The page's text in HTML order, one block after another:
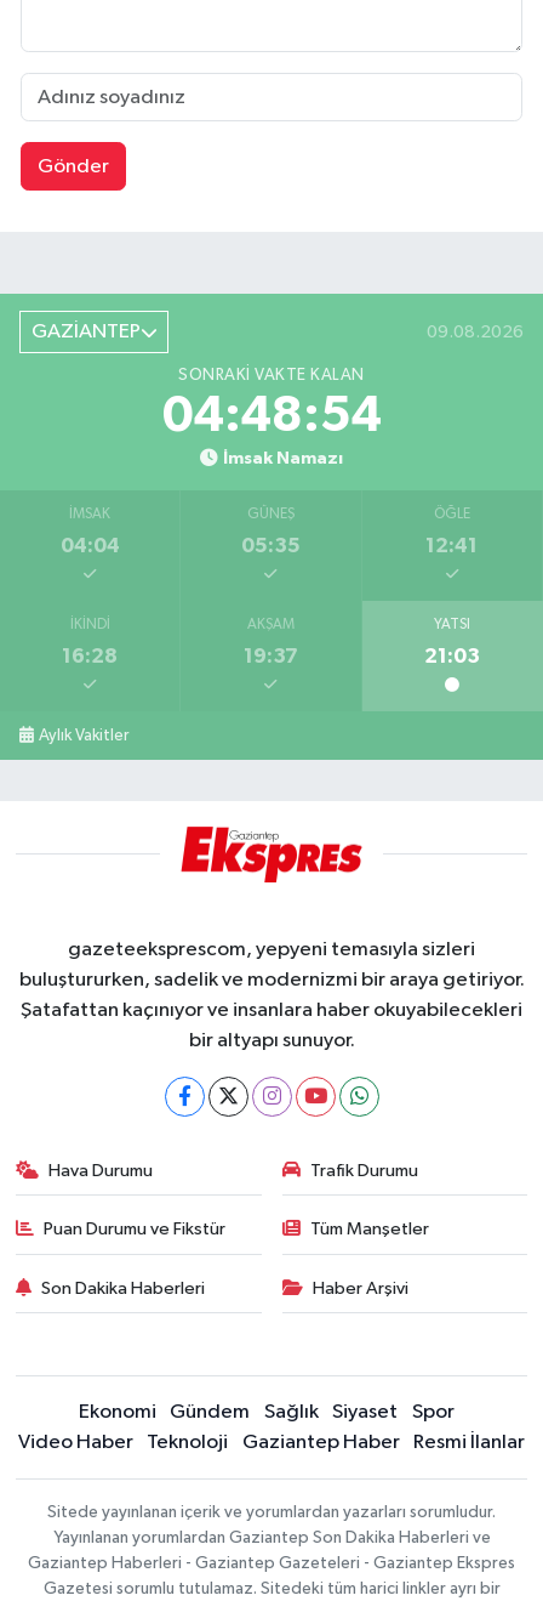
Gönder
GAZİANTEP 09.08.2026
SONRAKI VAKTE KALAN
04:48:53
İmsak Namazı
İMSAK
04:04
GÜNEŞ
05:35
ÖĞLE
12:41
İKINDI
16:28
AKŞAM
19:37
YATSI
21:03
Aylık Vakitler
gazeteeksprescom, yepyeni temasıyla sizleri
buluştururken, sadelik ve modernizmi bir araya getiriyor.
Şatafattan kaçınıyor ve insanlara haber okuyabilecekleri
bir altyapı sunuyor.
Hava Durumu Trafik Durumu
Puan Durumu ve Fikstür Tüm Manşetler
Son Dakika Haberleri Haber Arşivi
Ekonomi Gündem Sağlık Siyaset
Spor
Video Haber
Teknoloji Gaziantep Haber Resmi İlanlar
Sitede yayınlanan içerik ve yorumlardan yazarları sorumludur.
Yayınlanan yorumlardan Gaziantep Son Dakika Haberleri ve
Gaziantep Haberleri - Gaziantep Gazeteleri - Gaziantep Ekspres
Gazetesi sorumlu tutulamaz. Sitedeki tüm harici linkler ayrı bir